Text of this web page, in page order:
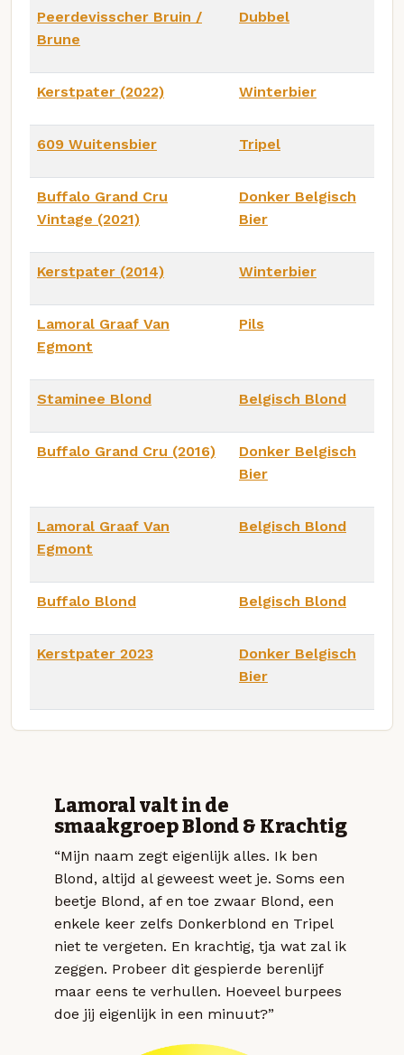
Peerdevisscher Bruin /
Brune
Dubbel
Kerstpater (2022) Winterbier
609 Wuitensbier Tripel
Buffalo Grand Cru
Vintage (2021)
Donker Belgisch
Bier
Kerstpater (2014) Winterbier
Lamoral Graaf Van
Egmont
Pils
Staminee Blond Belgisch Blond
Buffalo Grand Cru (2016)
Donker Belgisch
Bier
Lamoral Graaf Van
Egmont
Belgisch Blond
Buffalo Blond Belgisch Blond
Kerstpater 2023
Donker Belgisch
Bier
Lamoral valt in de
smaakgroep Blond & Krachtig
“Mijn naam zegt eigenlijk alles. Ik ben
Blond, altijd al geweest weet je. Soms een
beetje Blond, af en toe zwaar Blond, een
enkele keer zelfs Donkerblond en Tripel
niet te vergeten. En krachtig, tja wat zal ik
zeggen. Probeer dit gespierde berenlijf
maar eens te verhullen. Hoeveel burpees
doe jij eigenlijk in een minuut?”